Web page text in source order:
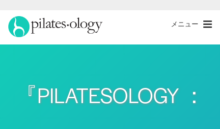
メニュー
『PILATESOLOGY ：